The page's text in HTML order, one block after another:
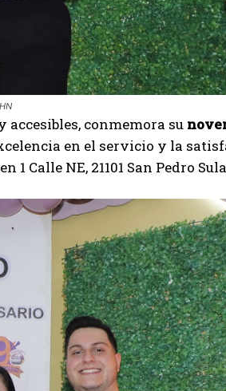
conmemora su
en el servicio y la
Calle NE, 21101 San Pedro